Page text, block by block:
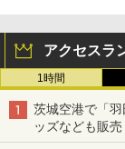
アクセスラ
1時間
茨城空港で「
ッズなども販売